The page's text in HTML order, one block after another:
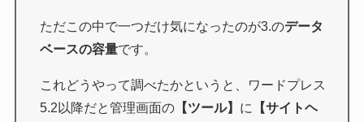
ただこの中で一つだけ気になったのが3.のデータ
ベースの容量です。
これどうやって調べたかというと、ワードプレス
5.2以降だと管理画面の【ツール】 に
【サイトヘ